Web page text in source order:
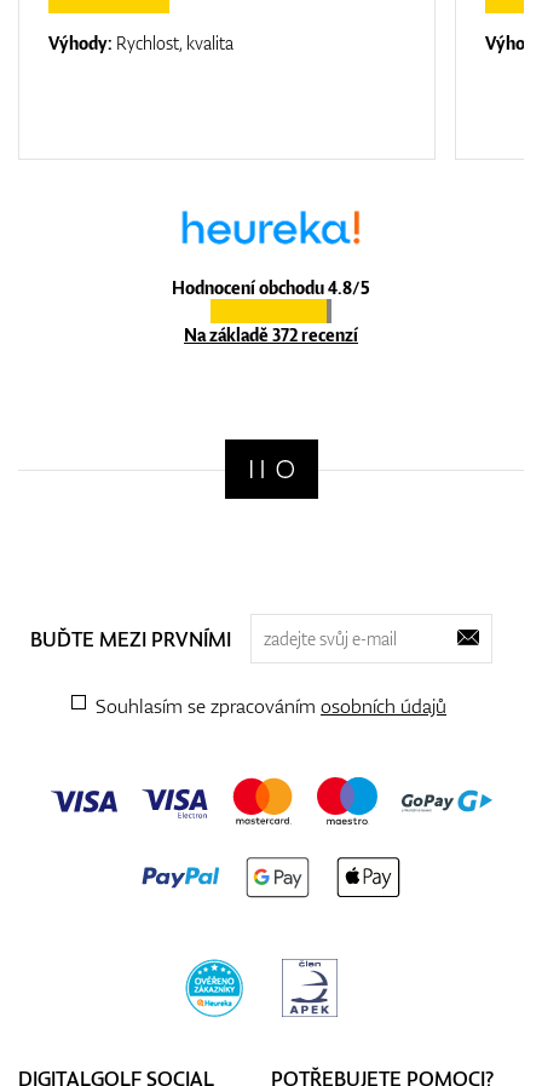
Hodnocení obchodu 4.8/5
Na základě 372 recenzí
Výhody: Rychlost, kvalita
BUĎTE MEZI PRVNÍMI
Souhlasím se zpracováním osobních údajů
DIGITALGOLF SOCIAL
POTŘEBUJETE POMOCI?